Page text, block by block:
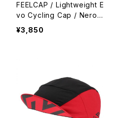
FEELCAP / Lightweight E
vo Cycling Cap / Nero
Black
¥3,850